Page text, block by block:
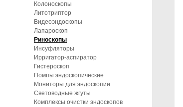
Колоноскопы
Литотриптор
Видеоэндоскопы
Лапароскоп
Риноскопы
Инсуфляторы
Ирригатор-аспиратор
Гистероскоп
Помпы эндоскопические
Мониторы для эндоскопии
Световодные жгуты
Комплексы очистки эндоскопов